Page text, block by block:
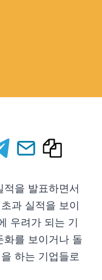
을 발표하면서
과 실적을 보이
우려가 되는 기
화를 보이거나 돌
하는 기업들로